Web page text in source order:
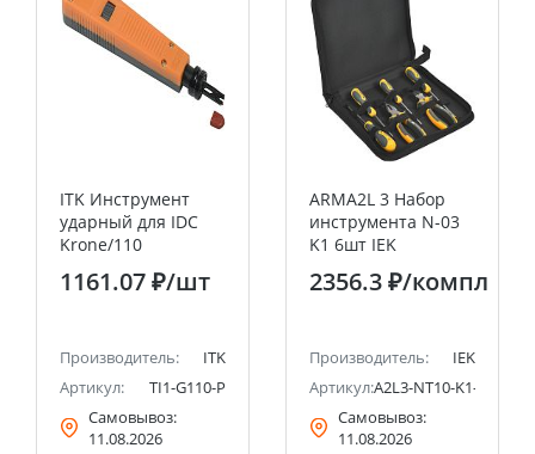
ITK Инструмент
ударный для IDC
Krone/110
оранжево-серый
IEK
1161.07 ₽/шт
Производитель:
ITK
Артикул:
TI1-G110-P
Самовывоз:
11.08.2026
ARMA2L 3 Набор
инструмента N-03
K1 6шт IEK
2356.3 ₽/компл
Производитель:
IEK
Артикул:A2L3-NT10-K1-N03-06
Самовывоз:
11.08.2026